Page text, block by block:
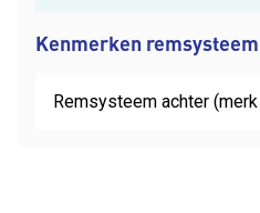
Kenmerken remsysteem
Remsysteem achter